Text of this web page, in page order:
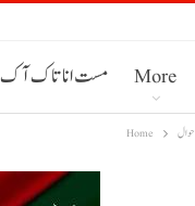
مست انا تاک آک More
Home حوال